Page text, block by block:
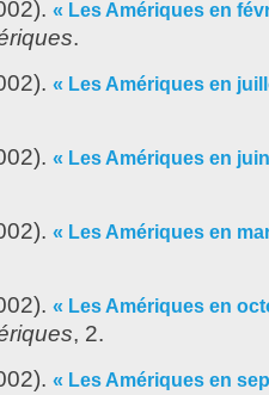
« Les Amériques en
.
« Les Amériques en
« Les Amériques en
« Les Amériques en
« Les Amériques en
, 2.
« Les Amériques en